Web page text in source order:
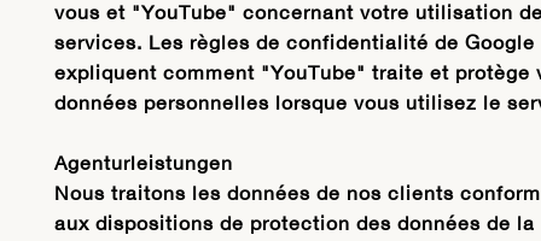
vous et "YouTube" concernant votre utilisation
services. Les règles de confidentialité de Google
expliquent comment "YouTube" traite et protège
données personnelles lorsque vous utilisez le
Agenturleistungen
Nous traitons les données de nos clients
aux dispositions de protection des données de la